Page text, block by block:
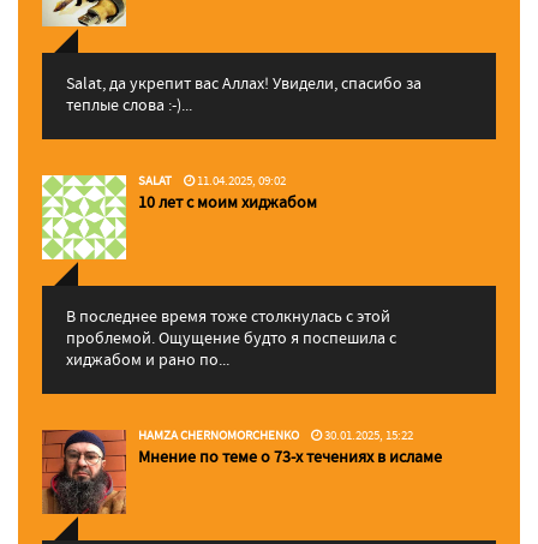
Salat, да укрепит вас Аллаx! Увидели, спасибо за
теплые слова :-)...
SALAT 11.04.2025, 09:02
10 лет с моим хиджабом
В последнее время тоже столкнулась с этой
проблемой. Ощущение будто я поспешила с
хиджабом и рано по...
HAMZA CHERNOMORCHENKO 30.01.2025, 15:22
Мнение по теме о 73-х течениях в исламе